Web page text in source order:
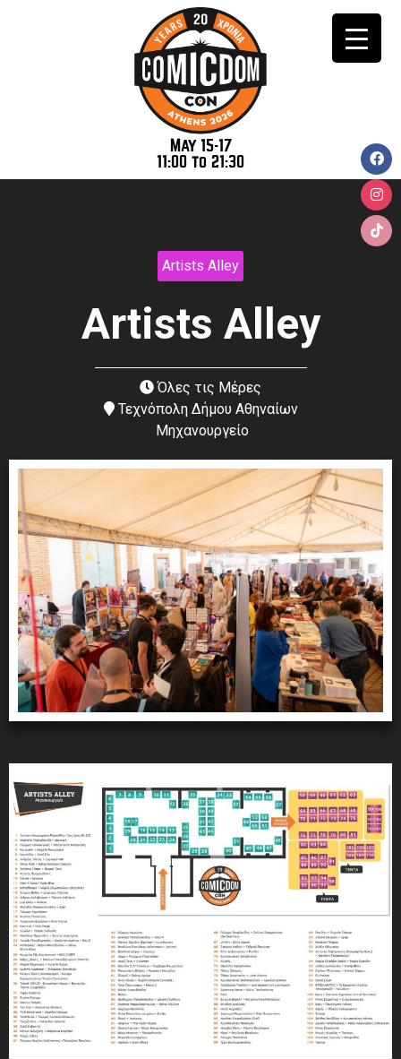
May 15-17
11:00 to 21:30
Artists Alley
Artists Alley
Όλες τις Μέρες
Τεχνόπολη Δήμου Αθηναίων
Μηχανουργείο